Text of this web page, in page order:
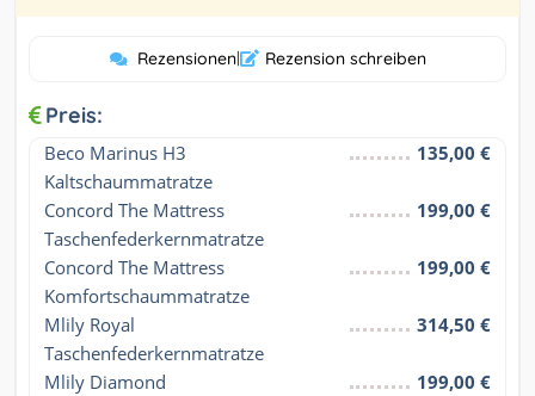
Rezensionen| Rezension schreiben
Preis:
Beco Marinus H3
Kaltschaummatratze
135,00 €
Concord The Mattress
Taschenfederkernmatratze
199,00 €
Concord The Mattress
Komfortschaummatratze
199,00 €
Mlily Royal
Taschenfederkernmatratze
314,50 €
Mlily Diamond
199,00 €